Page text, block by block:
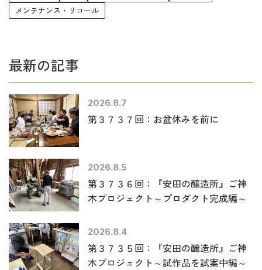
メンテナンス・リコール
最新の記事
2026.8.7
第３７３７回：お盆休みを前に
2026.8.5
第３７３６回：『安田の醸造所』ご神
木プロジェクト～プロダクト完成編～
2026.8.4
第３７３５回：『安田の醸造所』ご神
木プロジェクト～試作品を試案中編～